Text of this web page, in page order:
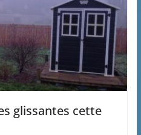
glissantes cette